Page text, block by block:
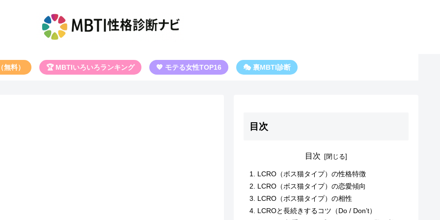
料） 🏆 MBTIいろいろランキング 💖 モテる女性TOP16 🎭 裏MBTI診断
目次
目次
LCRO（ボス猫タイプ）の性格特徴
LCRO（ボス猫タイプ）の恋愛傾向
LCRO（ボス猫タイプ）の相性
LCROと長続きするコツ（Do / Don’t）